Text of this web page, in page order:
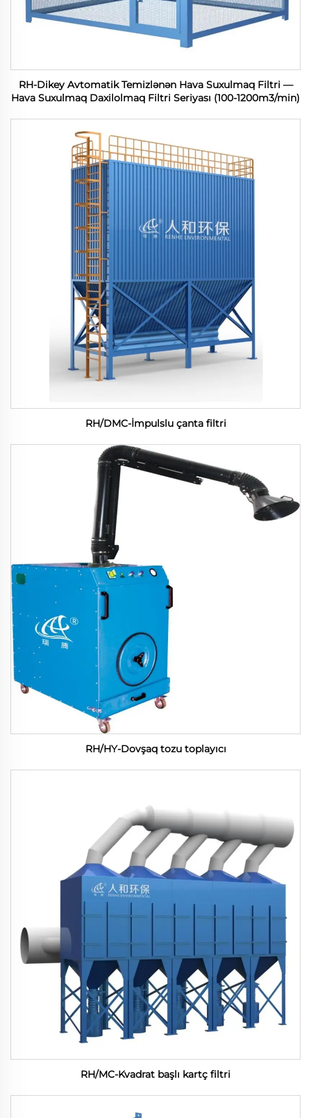
RH-Dikey Avtomatik Temizlənən Hava Suxulmaq Filtri —
Hava Suxulmaq Daxilolmaq Filtri Seriyası (100-1200m3/min)
RH/DMC-İmpulslu çanta filtri
RH/HY-Dovşaq tozu toplayıcı
RH/MC-Kvadrat başlı kartç filtri